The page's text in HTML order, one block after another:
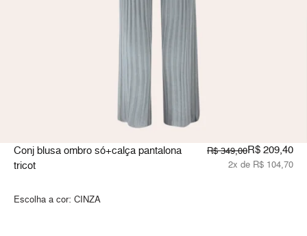
Conj blusa ombro só+calça pantalona
tricot
R$ 349,00R$ 209,40
2x de R$ 104,70
Escolha a cor: CINZA